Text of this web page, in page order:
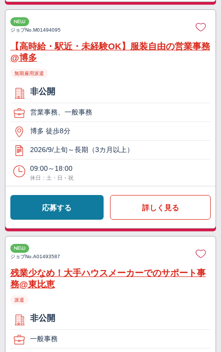
NEW
ジョブNo.M01494095
【高時給・駅近・未経験OK】服装自由の営業事務
@博多
無期雇用派遣
非公開
営業事務、一般事務
博多 徒歩8分
2026/9/上旬～長期（3カ月以上）
09:00～18:00
休日：土・日・祝
応募する 詳しく見る
NEW
ジョブNo.A01493587
残業少なめ！大手ハウスメーカーでのサポート事
務@東比恵
派遣
非公開
一般事務